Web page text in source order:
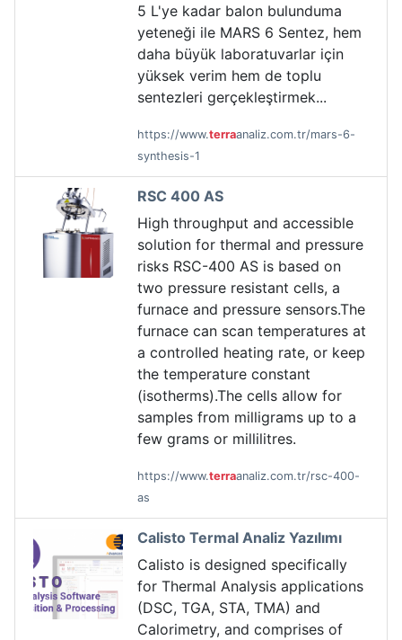
5 L'ye kadar balon bulunduma
yeteneği ile MARS 6 Sentez, hem
daha büyük laboratuvarlar için
yüksek verim hem de toplu
sentezleri gerçekleştirmek...
https://www.terraanaliz.com.tr/mars-6-
synthesis-1
RSC 400 AS
High throughput and accessible
solution for thermal and pressure
risks RSC-400 AS is based on
two pressure resistant cells, a
furnace and pressure sensors.The
furnace can scan temperatures at
a controlled heating rate, or keep
the temperature constant
(isotherms).The cells allow for
samples from milligrams up to a
few grams or millilitres.
https://www.terraanaliz.com.tr/rsc-400-
as
Calisto Termal Analiz Yazılımı
Calisto is designed specifically
for Thermal Analysis applications
(DSC, TGA, STA, TMA) and
Calorimetry, and comprises of